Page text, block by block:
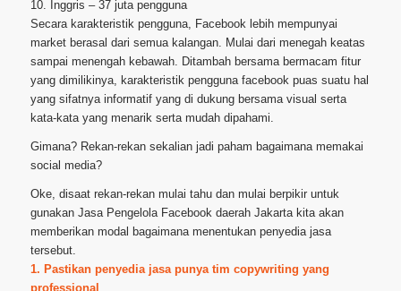
10. Inggris – 37 juta pengguna
Secara karakteristik pengguna, Facebook lebih mempunyai
market berasal dari semua kalangan. Mulai dari menegah keatas
sampai menengah kebawah. Ditambah bersama bermacam fitur
yang dimilikinya, karakteristik pengguna facebook puas suatu hal
yang sifatnya informatif yang di dukung bersama visual serta
kata-kata yang menarik serta mudah dipahami.
Gimana? Rekan-rekan sekalian jadi paham bagaimana memakai
social media?
Oke, disaat rekan-rekan mulai tahu dan mulai berpikir untuk
gunakan Jasa Pengelola Facebook daerah Jakarta kita akan
memberikan modal bagaimana menentukan penyedia jasa
tersebut.
1. Pastikan penyedia jasa punya tim copywriting yang
professional